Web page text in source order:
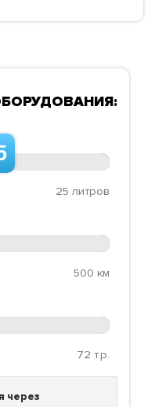
25 литров
500 км
72 т.р.
через